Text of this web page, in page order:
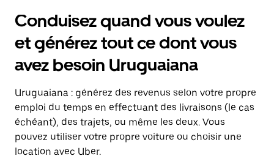
Conduisez quand vous voulez
et générez tout ce dont vous
avez besoin Uruguaiana
Uruguaiana : générez des revenus selon votre propre
emploi du temps en effectuant des livraisons (le cas
échéant), des trajets, ou même les deux. Vous
pouvez utiliser votre propre voiture ou choisir une
location avec Uber.